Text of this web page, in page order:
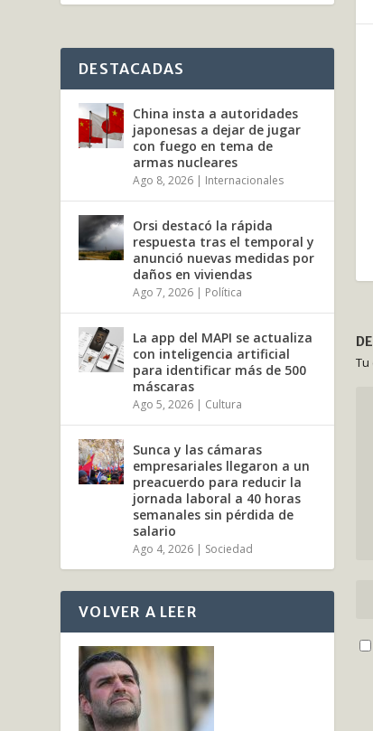
Tu
DESTACADAS
China insta a autoridades
japonesas a dejar de jugar
con fuego en tema de
armas nucleares
Ago 8, 2026 | Internacionales
Orsi destacó la rápida
respuesta tras el temporal y
anunció nuevas medidas por
daños en viviendas
Ago 7, 2026 | Política
La app del MAPI se actualiza
con inteligencia artificial
para identificar más de 500
máscaras
Ago 5, 2026 | Cultura
Sunca y las cámaras
empresariales llegaron a un
preacuerdo para reducir la
jornada laboral a 40 horas
semanales sin pérdida de
salario
Ago 4, 2026 | Sociedad
VOLVER A LEER